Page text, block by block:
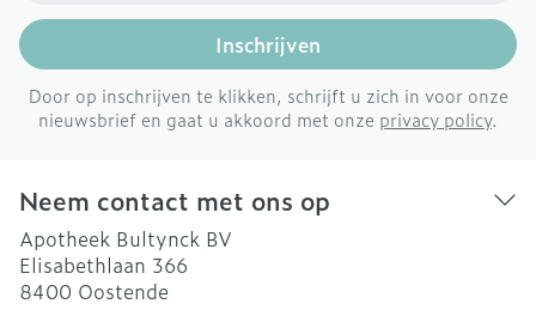
Inschrijven
Door op inschrijven te klikken, schrijft u zich in voor onze
nieuwsbrief en gaat u akkoord met onze privacy policy.
Neem contact met ons op
Apotheek Bultynck BV
Elisabethlaan 366
8400 Oostende